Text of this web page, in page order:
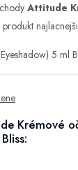
Attitude
5 ml
Krémové